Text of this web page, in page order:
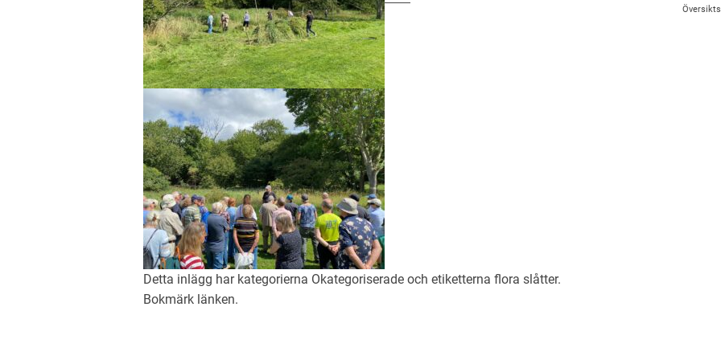
Detta inlägg har kategorierna Okategoriserade och etiketterna flora slåtter.
Bokmärk länken.